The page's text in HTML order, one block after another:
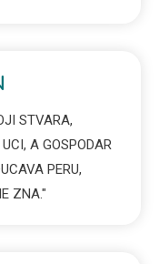
STVARA,
A GOSPODAR
PERU,
ZNA."